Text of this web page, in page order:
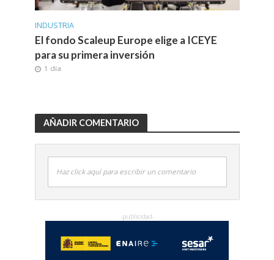
INDUSTRIA
El fondo Scaleup Europe elige a ICEYE
para su primera inversión
1 día
AÑADIR COMENTARIO
Haz click aquí para escribir un comentario